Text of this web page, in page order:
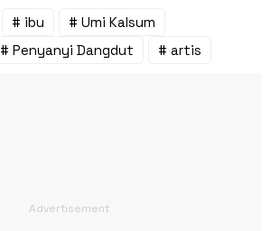
# ibu
# Umi Kalsum
# Penyanyi Dangdut # artis